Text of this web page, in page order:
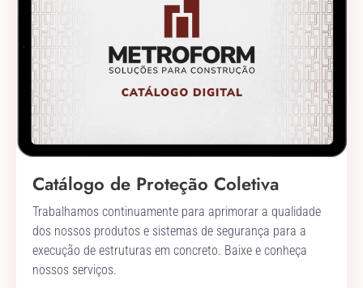
Catálogo de Proteção Coletiva
Trabalhamos continuamente para aprimorar a qualidade
dos nossos produtos e sistemas de segurança para a
execução de estruturas em concreto. Baixe e conheça
nossos serviços.